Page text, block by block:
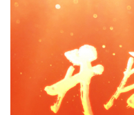
玫瑰清
锦宏惠创
淮安市交
山东省